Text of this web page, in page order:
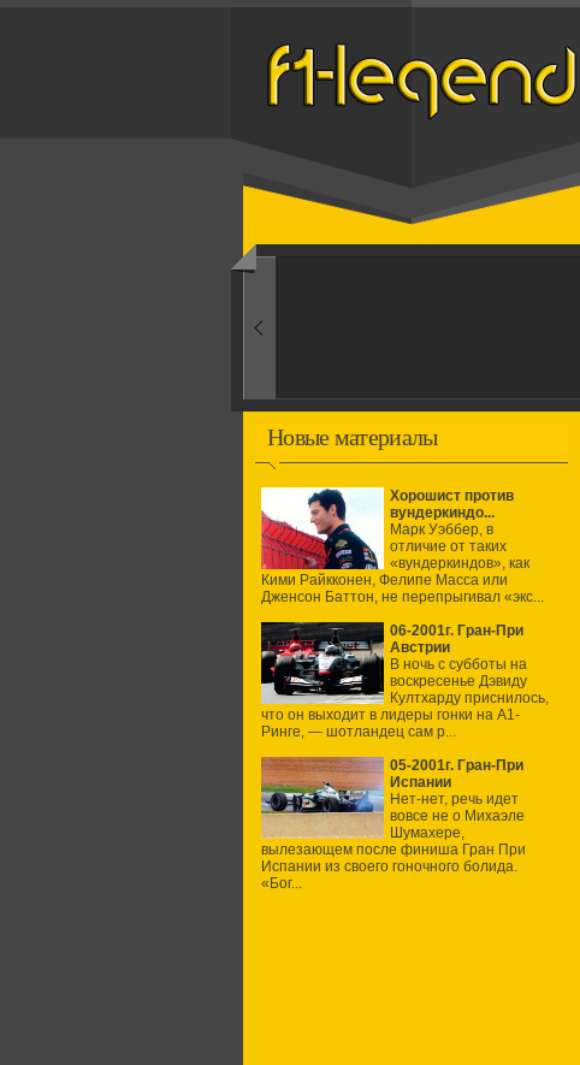
1950-ые
Новые материалы
Хорошист против
вундеркиндо...
Марк Уэббер, в
отличие от таких
«вундеркиндов», как
Кими Райкконен, Фелипе Масса или
Дженсон Баттон, не перепрыгивал «экс...
06-2001г. Гран-При
Австрии
В ночь с субботы на
воскресенье Дэвиду
Култхарду приснилось,
что он выходит в лидеры гонки на А1-
Ринге, — шотландец сам р...
05-2001г. Гран-При
Испании
Нет-нет, речь идет
вовсе не о Михаэле
Шумахере,
вылезающем после финиша Гран При
Испании из своего гоночного болида.
«Бог...